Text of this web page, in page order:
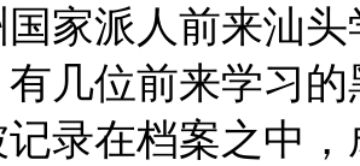
家派人前来汕
有几位前来学习
录在档案之中，